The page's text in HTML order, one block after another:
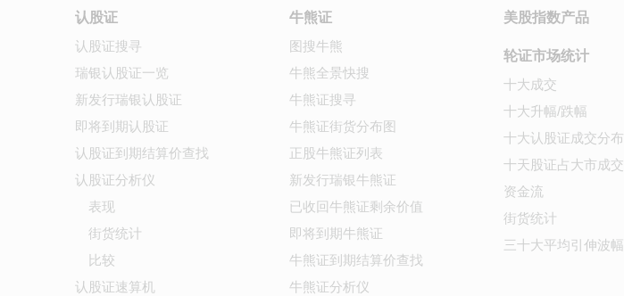
认股证
认股证搜寻
瑞银认股证一览
新发行瑞银认股证
即将到期认股证
认股证到期结算价查找
认股证分析仪
表现
街货统计
比较
认股证速算机
牛熊证
图搜牛熊
牛熊全景快搜
牛熊证搜寻
牛熊证街货分布图
正股牛熊证列表
新发行瑞银牛熊证
已收回牛熊证剩余价值
即将到期牛熊证
牛熊证到期结算价查找
牛熊证分析仪
美股指数产品
轮证市场统计
十大成交
十大升幅/跌幅
十大认股证成交分布
十天股证占大市成交
资金流
街货统计
三十大平均引伸波幅